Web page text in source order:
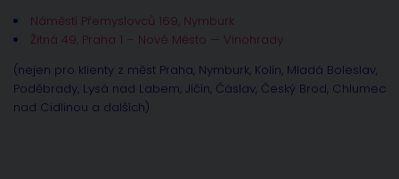
Náměstí Přemyslovců 169, Nymburk
Žitná 49, Praha 1 – Nové Město — Vinohrady
(nejen pro klienty z měst Praha, Nymburk, Kolín, Mladá Boleslav,
Poděbrady, Lysá nad Labem, Jíčín, Čáslav, Český Brod, Chlumec
nad Cidlinou a dalších)